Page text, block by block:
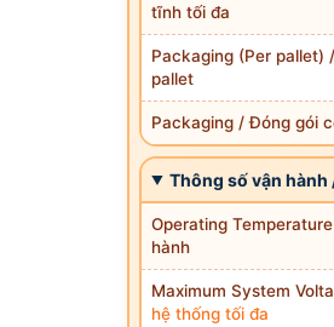
tĩnh tối đa
Packaging (Per pallet)
pallet
Packaging / Đóng gói
Thông số vận
Operating
hành
Maximum System
hệ thống tối đa